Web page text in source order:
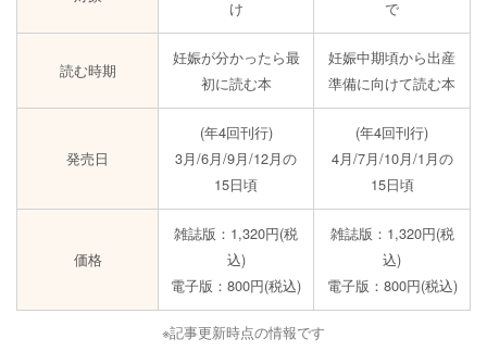
け
で
読む時期
妊娠が分かったら最
初に読む本
妊娠中期頃から出産
準備に向けて読む本
発売日
(年4回刊行)
3月/6月/9月/12月の
15日頃
(年4回刊行)
4月/7月/10月/1月の
15日頃
価格
雑誌版：1,320円(税
込)
電子版：800円(税込)
雑誌版：1,320円(税
込)
電子版：800円(税込)
※記事更新時点の情報です